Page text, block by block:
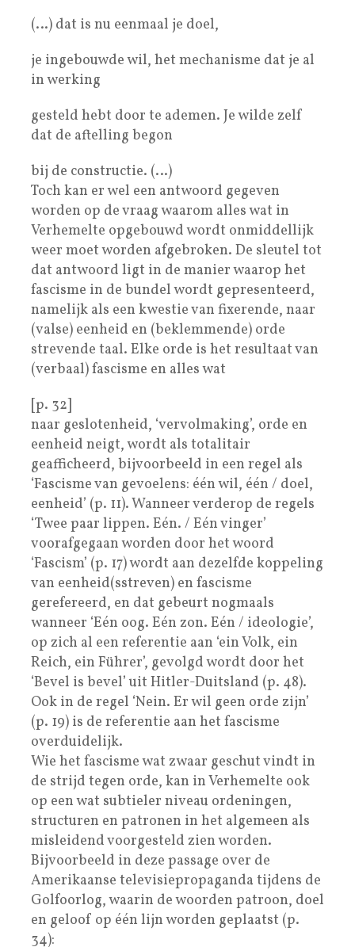
(…) dat is nu eenmaal je doel,
je ingebouwde wil, het mechanisme dat je al
in werking
gesteld hebt door te ademen. Je wilde zelf
dat de aftelling begon
bij de constructie. (…)
Toch kan er wel een antwoord gegeven
worden op de vraag waarom alles wat in
Verhemelte opgebouwd wordt onmiddellijk
weer moet worden afgebroken. De sleutel tot
dat antwoord ligt in de manier waarop het
fascisme in de bundel wordt gepresenteerd,
namelijk als een kwestie van fixerende, naar
(valse) eenheid en (beklemmende) orde
strevende taal. Elke orde is het resultaat van
(verbaal) fascisme en alles wat
[p. 32]
naar geslotenheid, ‘vervolmaking’, orde en
eenheid neigt, wordt als totalitair
geafficheerd, bijvoorbeeld in een regel als
‘Fascisme van gevoelens: één wil, één / doel,
eenheid’ (p. 11). Wanneer verderop de regels
‘Twee paar lippen. Eén. / Eén vinger’
voorafgegaan worden door het woord
‘Fascism’ (p. 17) wordt aan dezelfde koppeling
van eenheid(sstreven) en fascisme
gerefereerd, en dat gebeurt nogmaals
wanneer ‘Eén oog. Eén zon. Eén / ideologie’,
op zich al een referentie aan ‘ein Volk, ein
Reich, ein Führer’, gevolgd wordt door het
‘Bevel is bevel’ uit Hitler-Duitsland (p. 48).
Ook in de regel ‘Nein. Er wil geen orde zijn’
(p. 19) is de referentie aan het fascisme
overduidelijk.
Wie het fascisme wat zwaar geschut vindt in
de strijd tegen orde, kan in Verhemelte ook
op een wat subtieler niveau ordeningen,
structuren en patronen in het algemeen als
misleidend voorgesteld zien worden.
Bijvoorbeeld in deze passage over de
Amerikaanse televisiepropaganda tijdens de
Golfoorlog, waarin de woorden patroon, doel
en geloof op één lijn worden geplaatst (p.
34):